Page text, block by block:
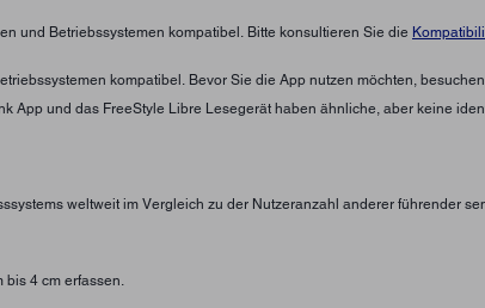
und Betriebssystemen kompatibel. Bitte konsultieren Sie die
kompatibel. Bevor Sie die App nutzen möchten,
App und das FreeStyle Libre Lesegerät haben ähnliche, aber keine
weltweit im Vergleich zu der Nutzeranzahl anderer führender
bis 4 cm erfassen.